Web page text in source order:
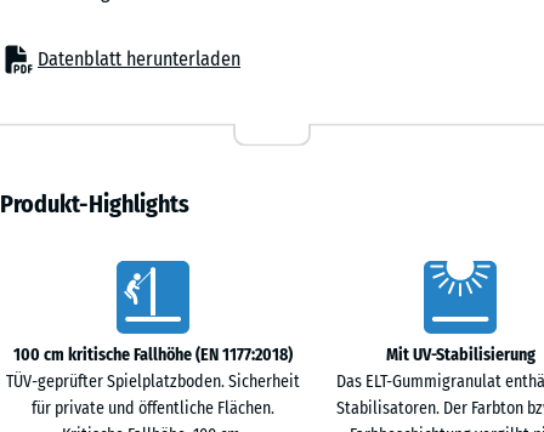
bewährter Bodenbelag, der Sicherheit, Komfort und
Wirtschaftlichkeit verbindet.
– Spielbereiche für kleine Kinder, Balancier- und Bewegungszonen
– Terrassen mit Spielgeräten oder Aufenthaltsbereichen
– Fitness- und Outdoor-Fitnessanlagen
therapeutische Räume
Material & Aufbau
Die Platten bestehen aus PU-gebundenem Gummigranulat. Die
elastische, rutschhemmende Oberfläche ist robust und dauerhaft
belastbar. Erhältlich in 3 oder 4 cm Stärke, bieten die Puzzlematten
Datenblatt herunterladen
x
50
0,25
- 2,70 €
50
x 4
+ 3,40 €
Produkt-Highlights
100 cm kritische Fallhöhe (EN 1177:2018)
TÜV-geprüfter Spielplatzboden. Sicherheit
für private und öffentliche Flächen.
Mit UV-Stabilisierung
Das ELT-Gummigranulat
Stabilisatoren. Der Farbton